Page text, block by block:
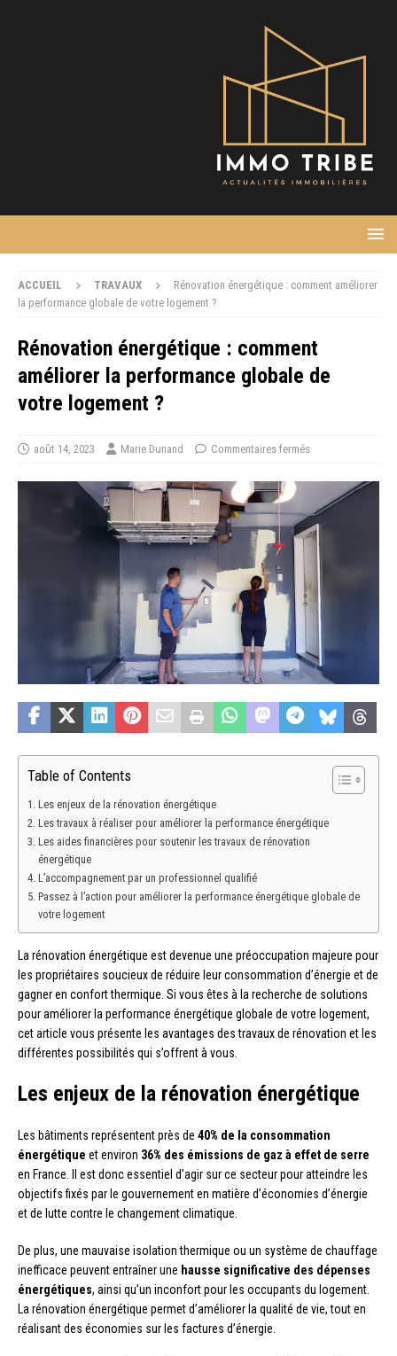
ACCUEIL TRAVAUX
Rénovation énergétique : comment améliorer
la performance globale de votre logement ?
Rénovation énergétique : comment
améliorer la performance globale de
votre logement ?
août 14, 2023 Marie Dunand Commentaires fermés
Table of Contents
Les enjeux de la rénovation énergétique
Les travaux à réaliser pour améliorer la performance énergétique
Les aides financières pour soutenir les travaux de rénovation
énergétique
L’accompagnement par un professionnel qualifié
Passez à l’action pour améliorer la performance énergétique globale de
votre logement
La rénovation énergétique est devenue une préoccupation majeure pour
les propriétaires soucieux de réduire leur consommation d’énergie et de
gagner en confort thermique. Si vous êtes à la recherche de solutions
pour améliorer la performance énergétique globale de votre logement,
cet article vous présente les avantages des travaux de rénovation et les
différentes possibilités qui s’offrent à vous.
Les enjeux de la rénovation énergétique
Les bâtiments représentent près de 40% de la consommation
énergétique et environ 36% des émissions de gaz à effet de serre
en France. Il est donc essentiel d’agir sur ce secteur pour atteindre les
objectifs fixés par le gouvernement en matière d’économies d’énergie
et de lutte contre le changement climatique.
De plus, une mauvaise isolation thermique ou un système de chauffage
inefficace peuvent entraîner une hausse significative des dépenses
énergétiques, ainsi qu’un inconfort pour les occupants du logement.
La rénovation énergétique permet d’améliorer la qualité de vie, tout en
réalisant des économies sur les factures d’énergie.